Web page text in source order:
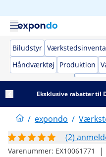
Biludstyr
Håndværktøj
Produktion
Eksklusive rabatter til
/ expondo /
(2)
Varenummer: EX10061771 |